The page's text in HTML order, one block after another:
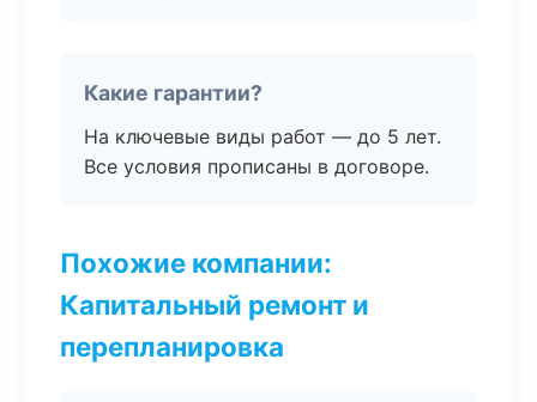
Какие гарантии?
На ключевые виды работ — до 5 лет.
Все условия прописаны в договоре.
Похожие компании:
Капитальный ремонт и
перепланировка